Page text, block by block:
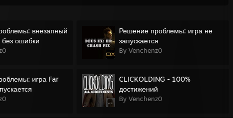
внезапный
без ошибки
Решение проблемы: игра не
запускается
By Venchenz0
игра Far
CLICKOLDING - 100%
достижений
By Venchenz0